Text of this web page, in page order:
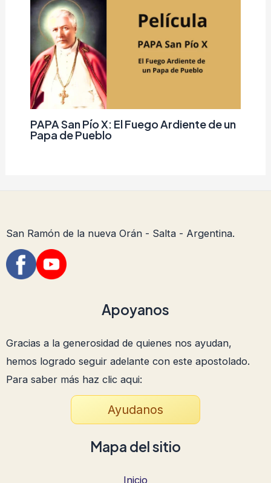
PAPA San Pío X: El Fuego Ardiente de un
Papa de Pueblo
San Ramón de la nueva Orán - Salta - Argentina.
Apoyanos
Gracias a la generosidad de quienes nos ayudan,
hemos logrado seguir adelante con este apostolado.
Para saber más haz clic aqui:
Ayudanos
Mapa del sitio
Inicio